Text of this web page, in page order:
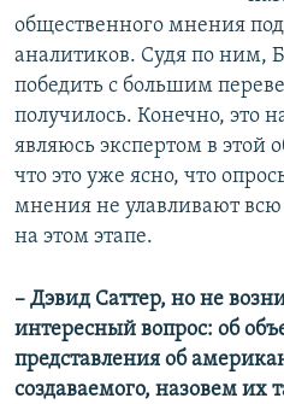
общественного мнения
аналитиков. Судя по ним,
победить с большим
получилось. Конечно, это
являюсь экспертом в этой
что это уже ясно, что
мнения не улавливают
на этом этапе.
– Дэвид Саттер, но не
интересный вопрос: об
представления об
создаваемого, назовем их